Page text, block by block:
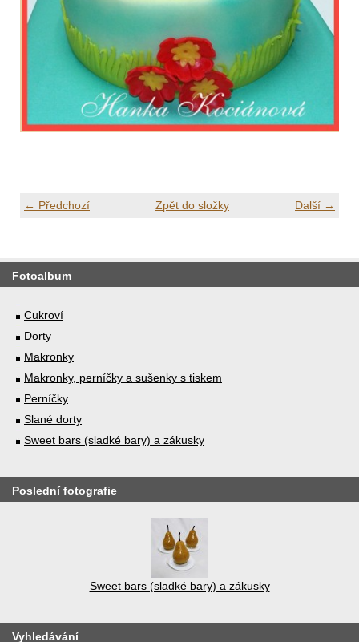
← Předchozí Další →
Zpět do složky
Fotoalbum
Cukroví
Dorty
Makronky
Makronky, perníčky a sušenky s tiskem
Perníčky
Slané dorty
Sweet bars (sladké bary) a zákusky
Poslední fotografie
Sweet bars (sladké bary) a zákusky
Vyhledávání